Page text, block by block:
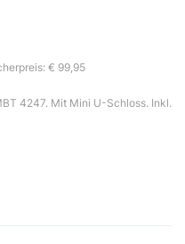
€ 99,95
4247. Mit Mini U-Schloss. Inkl.